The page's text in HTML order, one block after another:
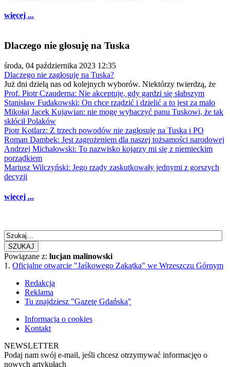
więcej ...
Dlaczego nie głosuję na Tuska
środa, 04 października 2023 12:35
Dlaczego nie zagłosuję na Tuska?
Już dni dzielą nas od kolejnych wyborów. Niektórzy twierdzą, że
Prof. Piotr Czauderna: Nie akceptuję, gdy gardzi się słabszym
Stanisław Fudakowski: On chce rządzić i dzielić a to jest za mało
Mikołaj Jacek Kujawian: nie mogę wybaczyć panu Tuskowi, że tak
skłócił Polaków
Piotr Kotlarz: Z trzech powodów nie zagłosuję na Tuska i PO
Roman Dambek: Jest zagrożeniem dla naszej tożsamości narodowej
Andrzej Michałowski: To nazwisko kojarzy mi się z niemieckim
porządkiem
Mariusz Wilczyński: Jego rządy zaskutkowały jednymi z gorszych
decyzji
więcej ...
SZUKAJ
Powiązane z: lucjan malinowski
1. Oficjalne otwarcie "Jaśkowego Zakątka" we Wrzeszczu Górnym
Redakcja
Reklama
Tu znajdziesz "Gazetę Gdańską"
Informacja o cookies
Kontakt
NEWSLETTER
Podaj nam swój e-mail, jeśli chcesz otrzymywać informacjęo o
nowych artykułach